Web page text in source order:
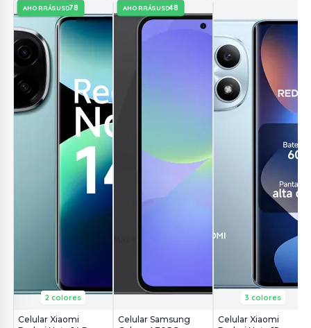
AHORRÁSUSD78
2 colores
Celular Xiaomi
AHORRÁSUSD48
Celular Samsung
3 colores
Celular Xiaomi